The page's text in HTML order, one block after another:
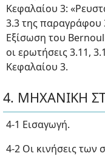
Κεφαλαίου 3:
3.3 της παραγράφου
Εξίσωση του
οι ερωτήσεις 3.11,
Κεφαλαίου 3.
4. ΜΗΧΑΝΙΚΗ
4-1 Εισαγωγή.
4-2 Οι κινήσεις